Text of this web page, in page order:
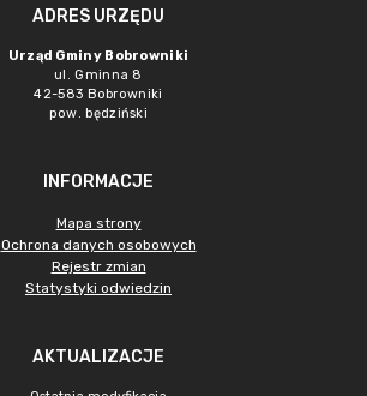
ADRES URZĘDU
Urząd Gminy Bobrowniki
ul. Gminna 8
42-583 Bobrowniki
pow. będziński
INFORMACJE
Mapa strony
Ochrona danych osobowych
Rejestr zmian
Statystyki odwiedzin
AKTUALIZACJE